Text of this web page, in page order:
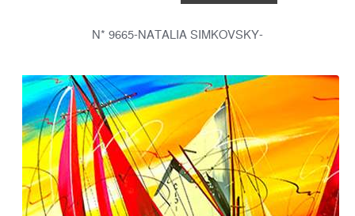
-N* 9665-NATALIA SIMKOVSKY